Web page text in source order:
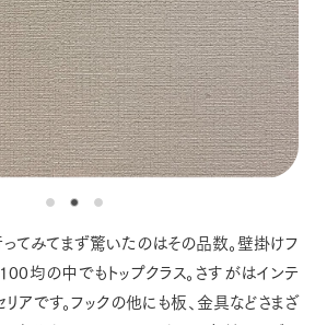
てみてまず驚いたのはその品数。壁掛けフ
均の中でもトップクラス。さすがはインテ
アです。フックの他にも板、金具などさまざ